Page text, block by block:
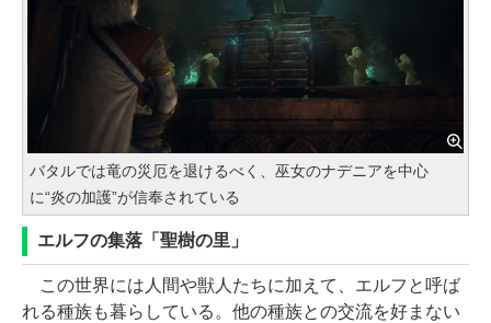
バタルでは竜の災厄を退けるべく、巫女のナデニアを中心
に“炎の加護”が信奉されている
エルフの集落「聖樹の里」
この世界には人間や獣人たちに加えて、エルフと呼ば
れる種族も暮らしている。他の種族との交流を好まない